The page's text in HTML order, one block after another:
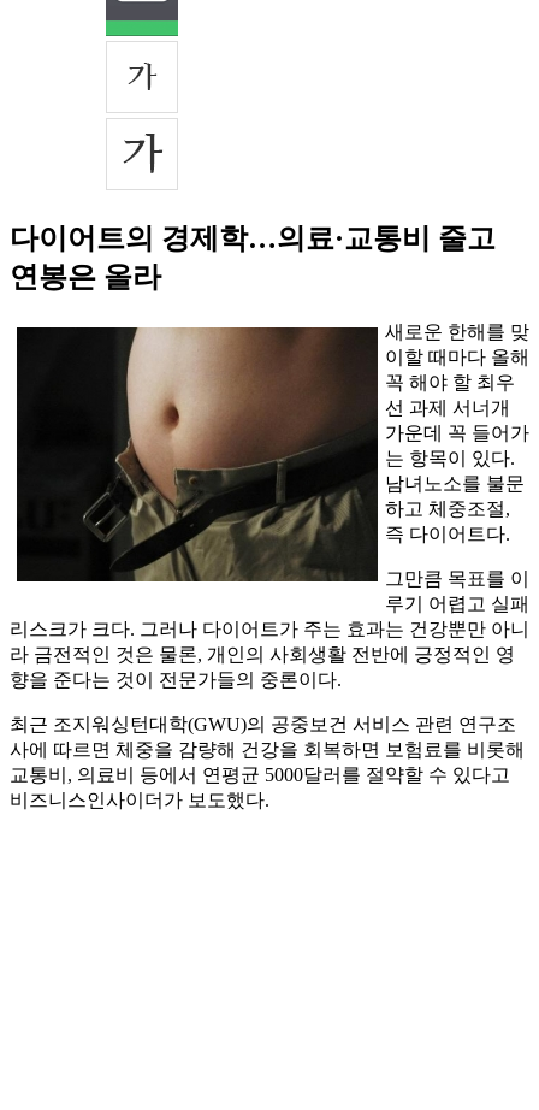
다이어트의 경제학…의료·교통비 줄고
연봉은 올라
새로운 한해를 맞
이할 때마다 올해
꼭 해야 할 최우
선 과제 서너개
가운데 꼭 들어가
는 항목이 있다.
남녀노소를 불문
하고 체중조절,
즉 다이어트다.
그만큼 목표를 이
루기 어렵고 실패
리스크가 크다. 그러나 다이어트가 주는 효과는 건강뿐만 아니
라 금전적인 것은 물론, 개인의 사회생활 전반에 긍정적인 영
향을 준다는 것이 전문가들의 중론이다.
최근 조지워싱턴대학(GWU)의 공중보건 서비스 관련 연구조
사에 따르면 체중을 감량해 건강을 회복하면 보험료를 비롯해
교통비, 의료비 등에서 연평균 5000달러를 절약할 수 있다고
비즈니스인사이더가 보도했다.